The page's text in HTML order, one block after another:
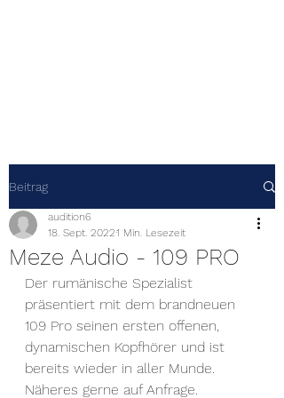
Beitrag
Meze Audio - 109 PRO
audition6
18. Sept. 20221 Min. Lesezeit
Der rumänische Spezialist
präsentiert mit dem brandneuen
109 Pro seinen ersten offenen,
dynamischen Kopfhörer und ist
bereits wieder in aller Munde.
Näheres gerne auf Anfrage.